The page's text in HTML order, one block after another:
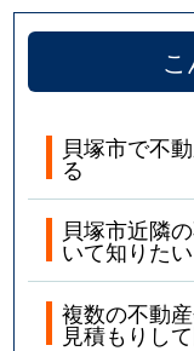
貝塚市で不
る
貝塚市近隣
いて知りたい
複数の不動
見積もりし